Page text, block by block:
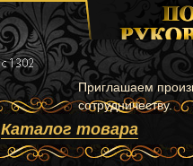
Приглашаем
сотрудничеству.
Каталог товара